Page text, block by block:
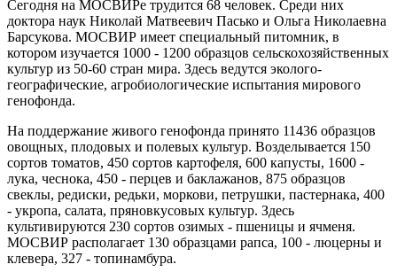
Сегодня на МОСВИРе трудится 68 человек. Среди них
доктора наук Николай Матвеевич Пасько и Ольга Николаевна
Барсукова. МОСВИР имеет специальный питомник, в
котором изучается 1000 - 1200 образцов сельскохозяйственных
культур из 50-60 стран мира. Здесь ведутся эколого-
географические, агробиологические испытания мирового
генофонда.
На поддержание живого генофонда принято 11436 образцов
овощных, плодовых и полевых культур. Возделывается 150
сортов томатов, 450 сортов картофеля, 600 капусты, 1600 -
лука, чеснока, 450 - перцев и баклажанов, 875 образцов
свеклы, редиски, редьки, моркови, петрушки, пастернака, 400
- укропа, салата, пряновкусовых культур. Здесь
культивируются 230 сортов озимых - пшеницы и ячменя.
МОСВИР располагает 130 образцами рапса, 100 - люцерны и
клевера, 327 - топинамбура.